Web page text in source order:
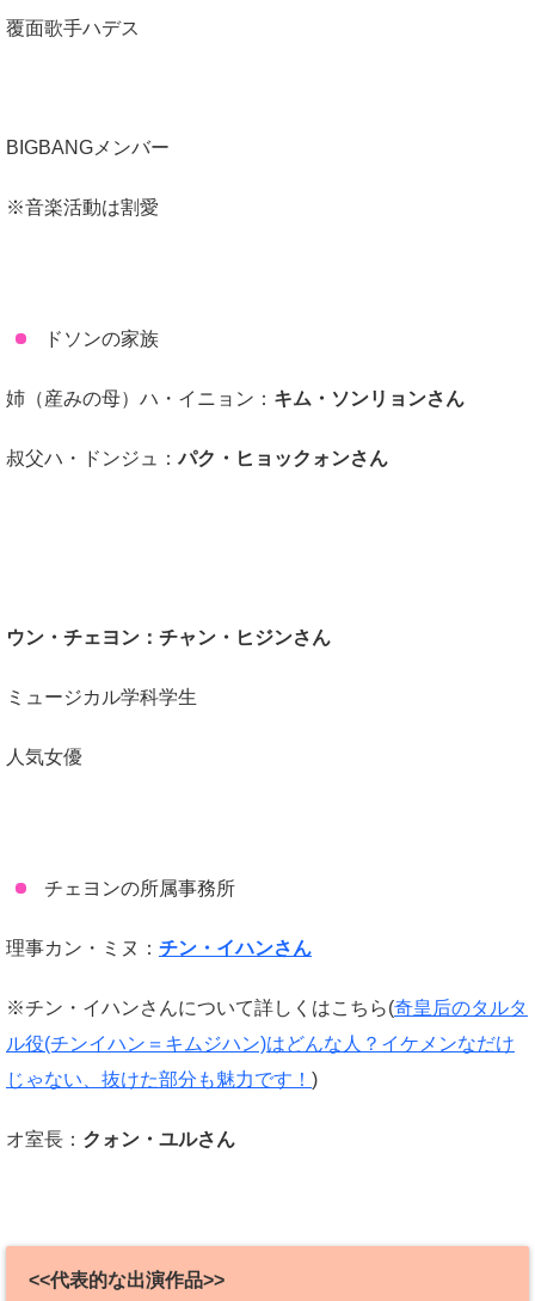
覆面歌手ハデス
BIGBANGメンバー
※音楽活動は割愛
ドソンの家族
姉（産みの母）ハ・イニョン： キム・ソンリョンさん
叔父ハ・ドンジュ：パク・ヒョックォンさん
ウン・チェヨン：チャン・ヒジンさん
ミュージカル学科学生
人気女優
チェヨンの所属事務所
理事カン・ミヌ： チン・イハンさん
※チン・イハンさんについて詳しくはこちら(奇皇后のタルタ
ル役(チンイハン＝キムジハン)はどんな人？イケメンなだけ
じゃない、抜けた部分も魅力です！ )
オ室長： クォン・ユルさん
<<代表的な出演作品>>